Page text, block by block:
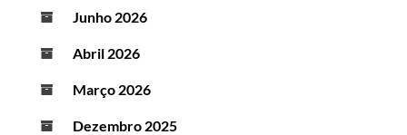
Junho 2026
Abril 2026
Março 2026
Dezembro 2025